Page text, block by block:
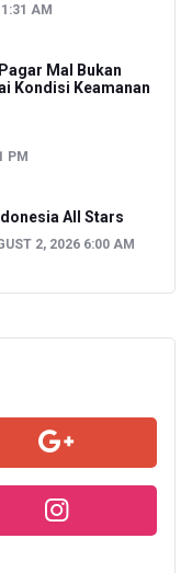
1:31 AM
Mal Bukan
Kondisi Keamanan
PM
All Stars
2, 2026 6:00 AM